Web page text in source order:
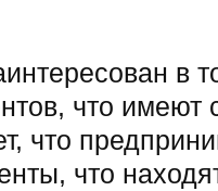
в
что имеют
что
что